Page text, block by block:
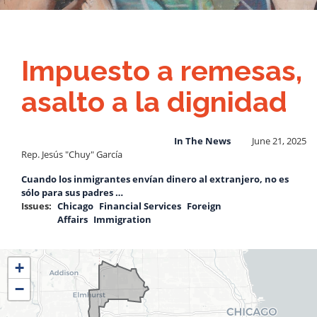
Impuesto a remesas,
asalto a la dignidad
June 21, 2025
In The News
Rep. Jesús "Chuy" García
Cuando los inmigrantes envían dinero al extranjero, no es
sólo para sus padres …
Issues: Chicago Financial Services Foreign
Affairs Immigration
IL04
District
Map
+
−